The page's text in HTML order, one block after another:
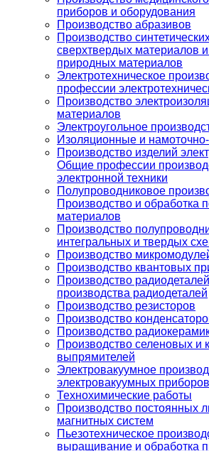
приборов и оборудования
Производство абразивов
Производство
сверхтвердых материалов
природных материалов
Электротехническое
профессии
Производство
материалов
Электроугольное
Изоляционные и
Производство изделий
Общие профессии
электронной техники
Полупроводниковое
Производство и обработка
материалов
Производство
интегральных и твердых
Производство
Производство квантовых
Производство
производства радиодеталей
Производство резисторов
Производство
Производство
Производство селеновых и
выпрямителей
Электровакуумное
электровакуумных приборов
Технохимические работы
Производство постоянных
магнитных систем
Пьезотехническое
выращивание и обработка